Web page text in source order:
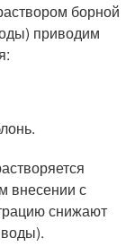
борной
приводим
внесении с
снижают